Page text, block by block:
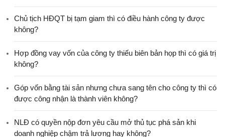
Chủ tịch HĐQT bị tạm giam thì có điều hành công ty được
không?
Hợp đồng vay vốn của công ty thiếu biên bản họp thì có giá trị
không?
Góp vốn bằng tài sản nhưng chưa sang tên cho công ty thì có
được công nhận là thành viên không?
NLĐ có quyền nộp đơn yêu cầu mở thủ tục phá sản khi
doanh nghiệp chậm trả lương hay không?